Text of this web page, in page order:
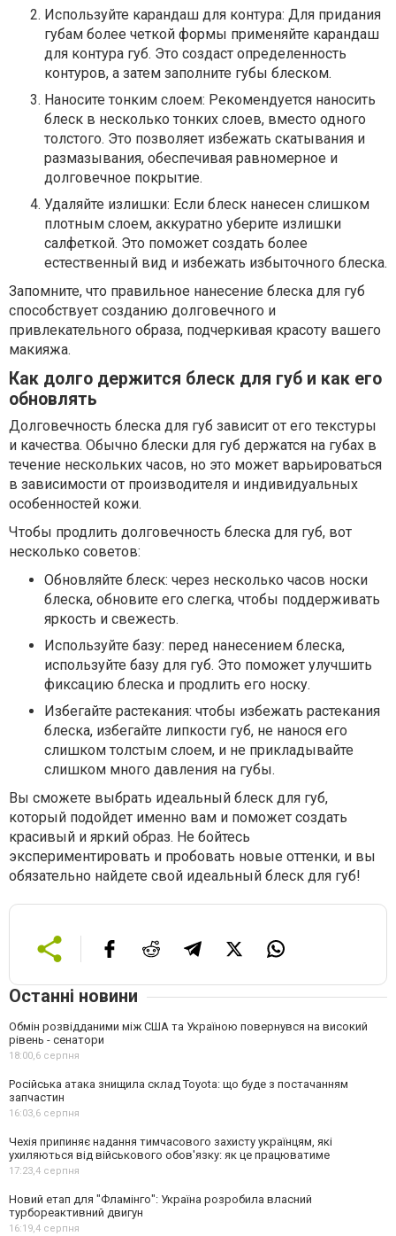
Используйте карандаш для контура: Для придания
губам более четкой формы применяйте карандаш
для контура губ. Это создаст определенность
контуров, а затем заполните губы блеском.
Наносите тонким слоем: Рекомендуется наносить
блеск в несколько тонких слоев, вместо одного
толстого. Это позволяет избежать скатывания и
размазывания, обеспечивая равномерное и
долговечное покрытие.
Удаляйте излишки: Если блеск нанесен слишком
плотным слоем, аккуратно уберите излишки
салфеткой. Это поможет создать более
естественный вид и избежать избыточного блеска.
Запомните, что правильное нанесение блеска для губ
способствует созданию долговечного и
привлекательного образа, подчеркивая красоту вашего
макияжа.
Как долго держится блеск для губ и как его
обновлять
Долговечность блеска для губ зависит от его текстуры
и качества. Обычно блески для губ держатся на губах в
течение нескольких часов, но это может варьироваться
в зависимости от производителя и индивидуальных
особенностей кожи.
Чтобы продлить долговечность блеска для губ, вот
несколько советов:
Обновляйте блеск: через несколько часов носки
блеска, обновите его слегка, чтобы поддерживать
яркость и свежесть.
Используйте базу: перед нанесением блеска,
используйте базу для губ. Это поможет улучшить
фиксацию блеска и продлить его носку.
Избегайте растекания: чтобы избежать растекания
блеска, избегайте липкости губ, не нанося его
слишком толстым слоем, и не прикладывайте
слишком много давления на губы.
Вы сможете выбрать идеальный блеск для губ,
который подойдет именно вам и поможет создать
красивый и яркий образ. Не бойтесь
экспериментировать и пробовать новые оттенки, и вы
обязательно найдете свой идеальный блеск для губ!
Останні новини
Обмін розвідданими між США та Україною повернувся на високий
рівень - сенатори
18:00,6 серпня
Російська атака знищила склад Toyota: що буде з постачанням
запчастин
16:03,6 серпня
Чехія припиняє надання тимчасового захисту українцям, які
ухиляються від військового обов'язку: як це працюватиме
17:23,4 серпня
Новий етап для "Фламінго": Україна розробила власний
турбореактивний двигун
16:19,4 серпня